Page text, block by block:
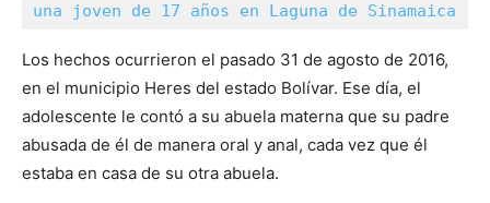
una joven de 17 años en Laguna de Sinamaica
Los hechos ocurrieron el pasado 31 de agosto de 2016,
en el municipio Heres del estado Bolívar. Ese día, el
adolescente le contó a su abuela materna que su padre
abusada de él de manera oral y anal, cada vez que él
estaba en casa de su otra abuela.